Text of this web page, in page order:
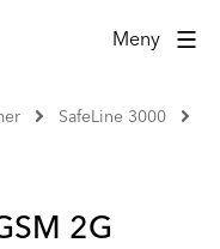
Meny
SafeLine 3000
2G